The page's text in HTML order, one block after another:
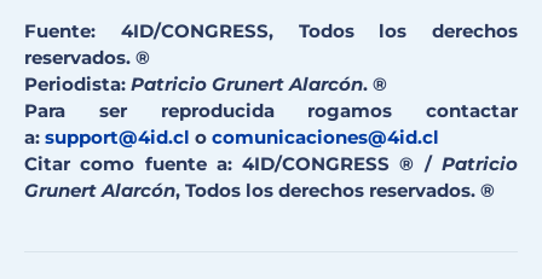
Fuente: 4ID/CONGRESS, Todos los derechos
reservados. ®
Periodista: Patricio Grunert Alarcón. ®
Para ser reproducida rogamos contactar
a: support@4id.cl o comunicaciones@4id.cl
Citar como fuente a: 4ID/CONGRESS ® / Patricio
Grunert Alarcón, Todos los derechos reservados. ®